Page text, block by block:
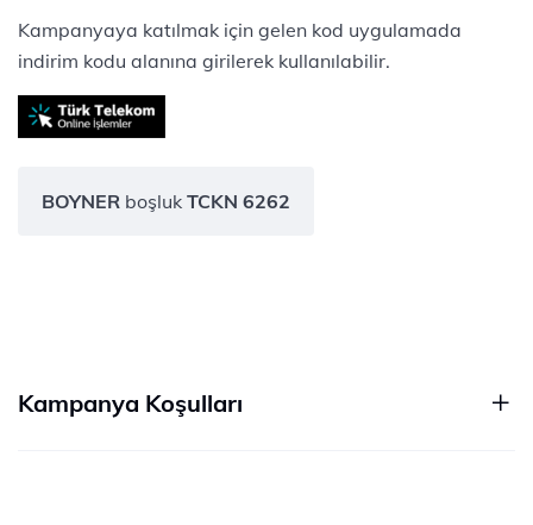
Kampanyaya katılmak için gelen kod uygulamada
indirim kodu alanına girilerek kullanılabilir.
BOYNER boşluk TCKN 6262
Kampanya Koşulları